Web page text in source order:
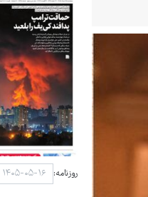
روزنامه: